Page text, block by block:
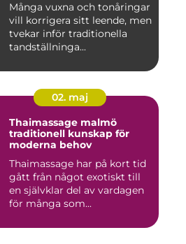
Många vuxna och tonåringar
vill korrigera sitt leende, men
tvekar inför traditionella
tandställninga...
02. maj
Thaimassage malmö
traditionell kunskap för
moderna behov
Thaimassage har på kort tid
gått från något exotiskt till
en självklar del av vardagen
för många som...